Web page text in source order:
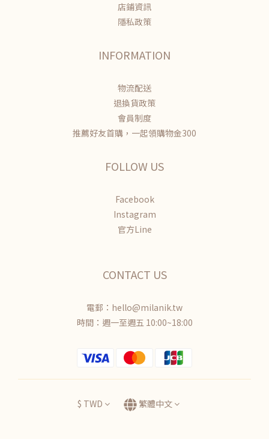
店鋪資訊
隱私政策
INFORMATION
物流配送
退換貨政策
會員制度
推薦好友首購，一起領購物金300
FOLLOW US
Facebook
Instagram
官方Line
CONTACT US
電郵：hello@milanik.tw
時間：週一至週五 10:00~18:00
$ TWD 繁體中文